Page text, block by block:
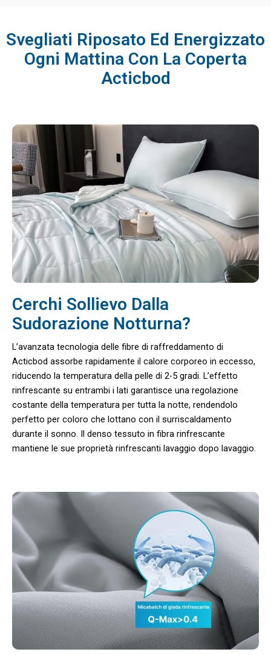
Svegliati Riposato Ed Energizzato
Ogni Mattina Con La Coperta
Acticbod
Cerchi Sollievo Dalla
Sudorazione Notturna?
L’avanzata tecnologia delle fibre di raffreddamento di
Acticbod assorbe rapidamente il calore corporeo in eccesso,
riducendo la temperatura della pelle di 2-5 gradi. L’effetto
rinfrescante su entrambi i lati garantisce una regolazione
costante della temperatura per tutta la notte, rendendolo
perfetto per coloro che lottano con il surriscaldamento
durante il sonno. Il denso tessuto in fibra rinfrescante
mantiene le sue proprietà rinfrescanti lavaggio dopo lavaggio.